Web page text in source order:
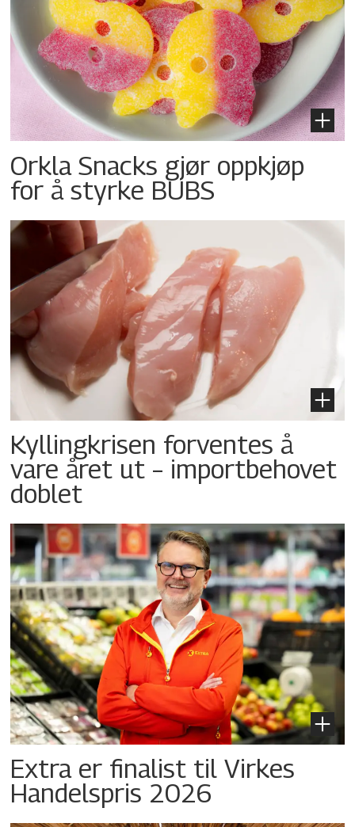
Orkla Snacks gjør oppkjøp
for å styrke BUBS
Kyllingkrisen forventes å
vare året ut – importbehovet
doblet
Extra er finalist til Virkes
Handelspris 2026